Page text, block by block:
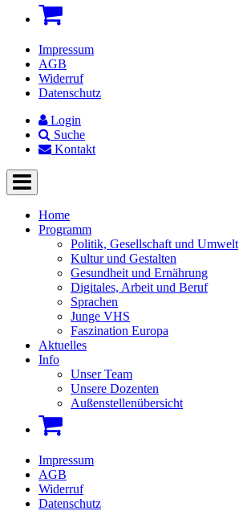
Impressum
AGB
Widerruf
Datenschutz
Login
Suche
Kontakt
Home
Programm
Politik, Gesellschaft und Umwelt
Kultur und Gestalten
Gesundheit und Ernährung
Digitales, Arbeit und Beruf
Sprachen
Junge VHS
Faszination Europa
Aktuelles
Info
Unser Team
Unsere Dozenten
Außenstellenübersicht
Impressum
AGB
Widerruf
Datenschutz